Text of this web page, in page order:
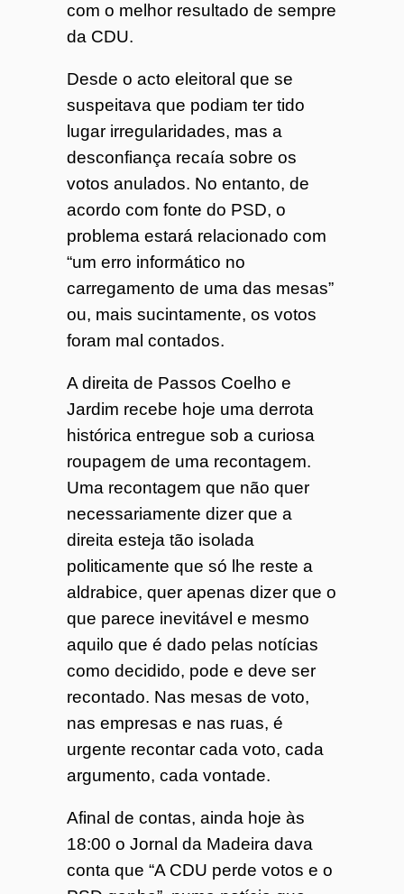
com o melhor resultado de sempre
da CDU.
Desde o acto eleitoral que se
suspeitava que podiam ter tido
lugar irregularidades, mas a
desconfiança recaía sobre os
votos anulados. No entanto, de
acordo com fonte do PSD, o
problema estará relacionado com
“um erro informático no
carregamento de uma das mesas”
ou, mais sucintamente, os votos
foram mal contados.
A direita de Passos Coelho e
Jardim recebe hoje uma derrota
histórica entregue sob a curiosa
roupagem de uma recontagem.
Uma recontagem que não quer
necessariamente dizer que a
direita esteja tão isolada
politicamente que só lhe reste a
aldrabice, quer apenas dizer que o
que parece inevitável e mesmo
aquilo que é dado pelas notícias
como decidido, pode e deve ser
recontado. Nas mesas de voto,
nas empresas e nas ruas, é
urgente recontar cada voto, cada
argumento, cada vontade.
Afinal de contas, ainda hoje às
18:00 o Jornal da Madeira dava
conta que “A CDU perde votos e o